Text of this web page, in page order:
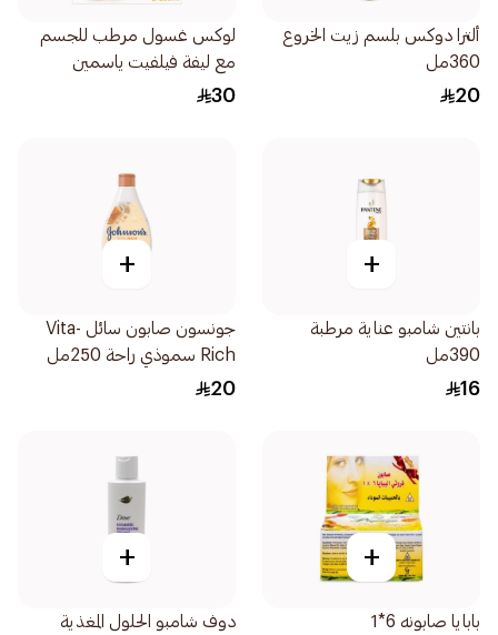
ألترا دوكس بلسم زيت الخروع
360مل
20
لوكس غسول مرطب للجسم
مع ليفة فيلفيت ياسمين
250مل
30
+
بانتين شامبو عناية مرطبة
390مل
16
+
جونسون صابون سائل Vita-
Rich سموذي راحة 250مل
20
+
بابايا صابونه 6*1
+
دوف شامبو الحلول المغذية